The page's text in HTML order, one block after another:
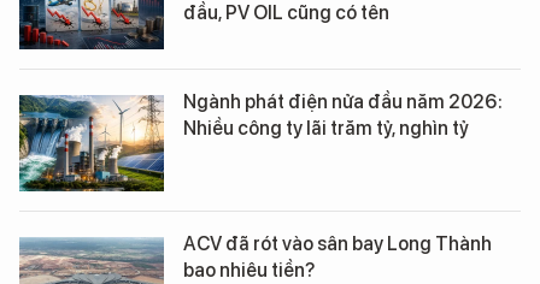
đầu, PV OIL cũng có tên
Ngành phát điện nửa đầu năm 2026:
Nhiều công ty lãi trăm tỷ, nghìn tỷ
ACV đã rót vào sân bay Long Thành
bao nhiêu tiền?